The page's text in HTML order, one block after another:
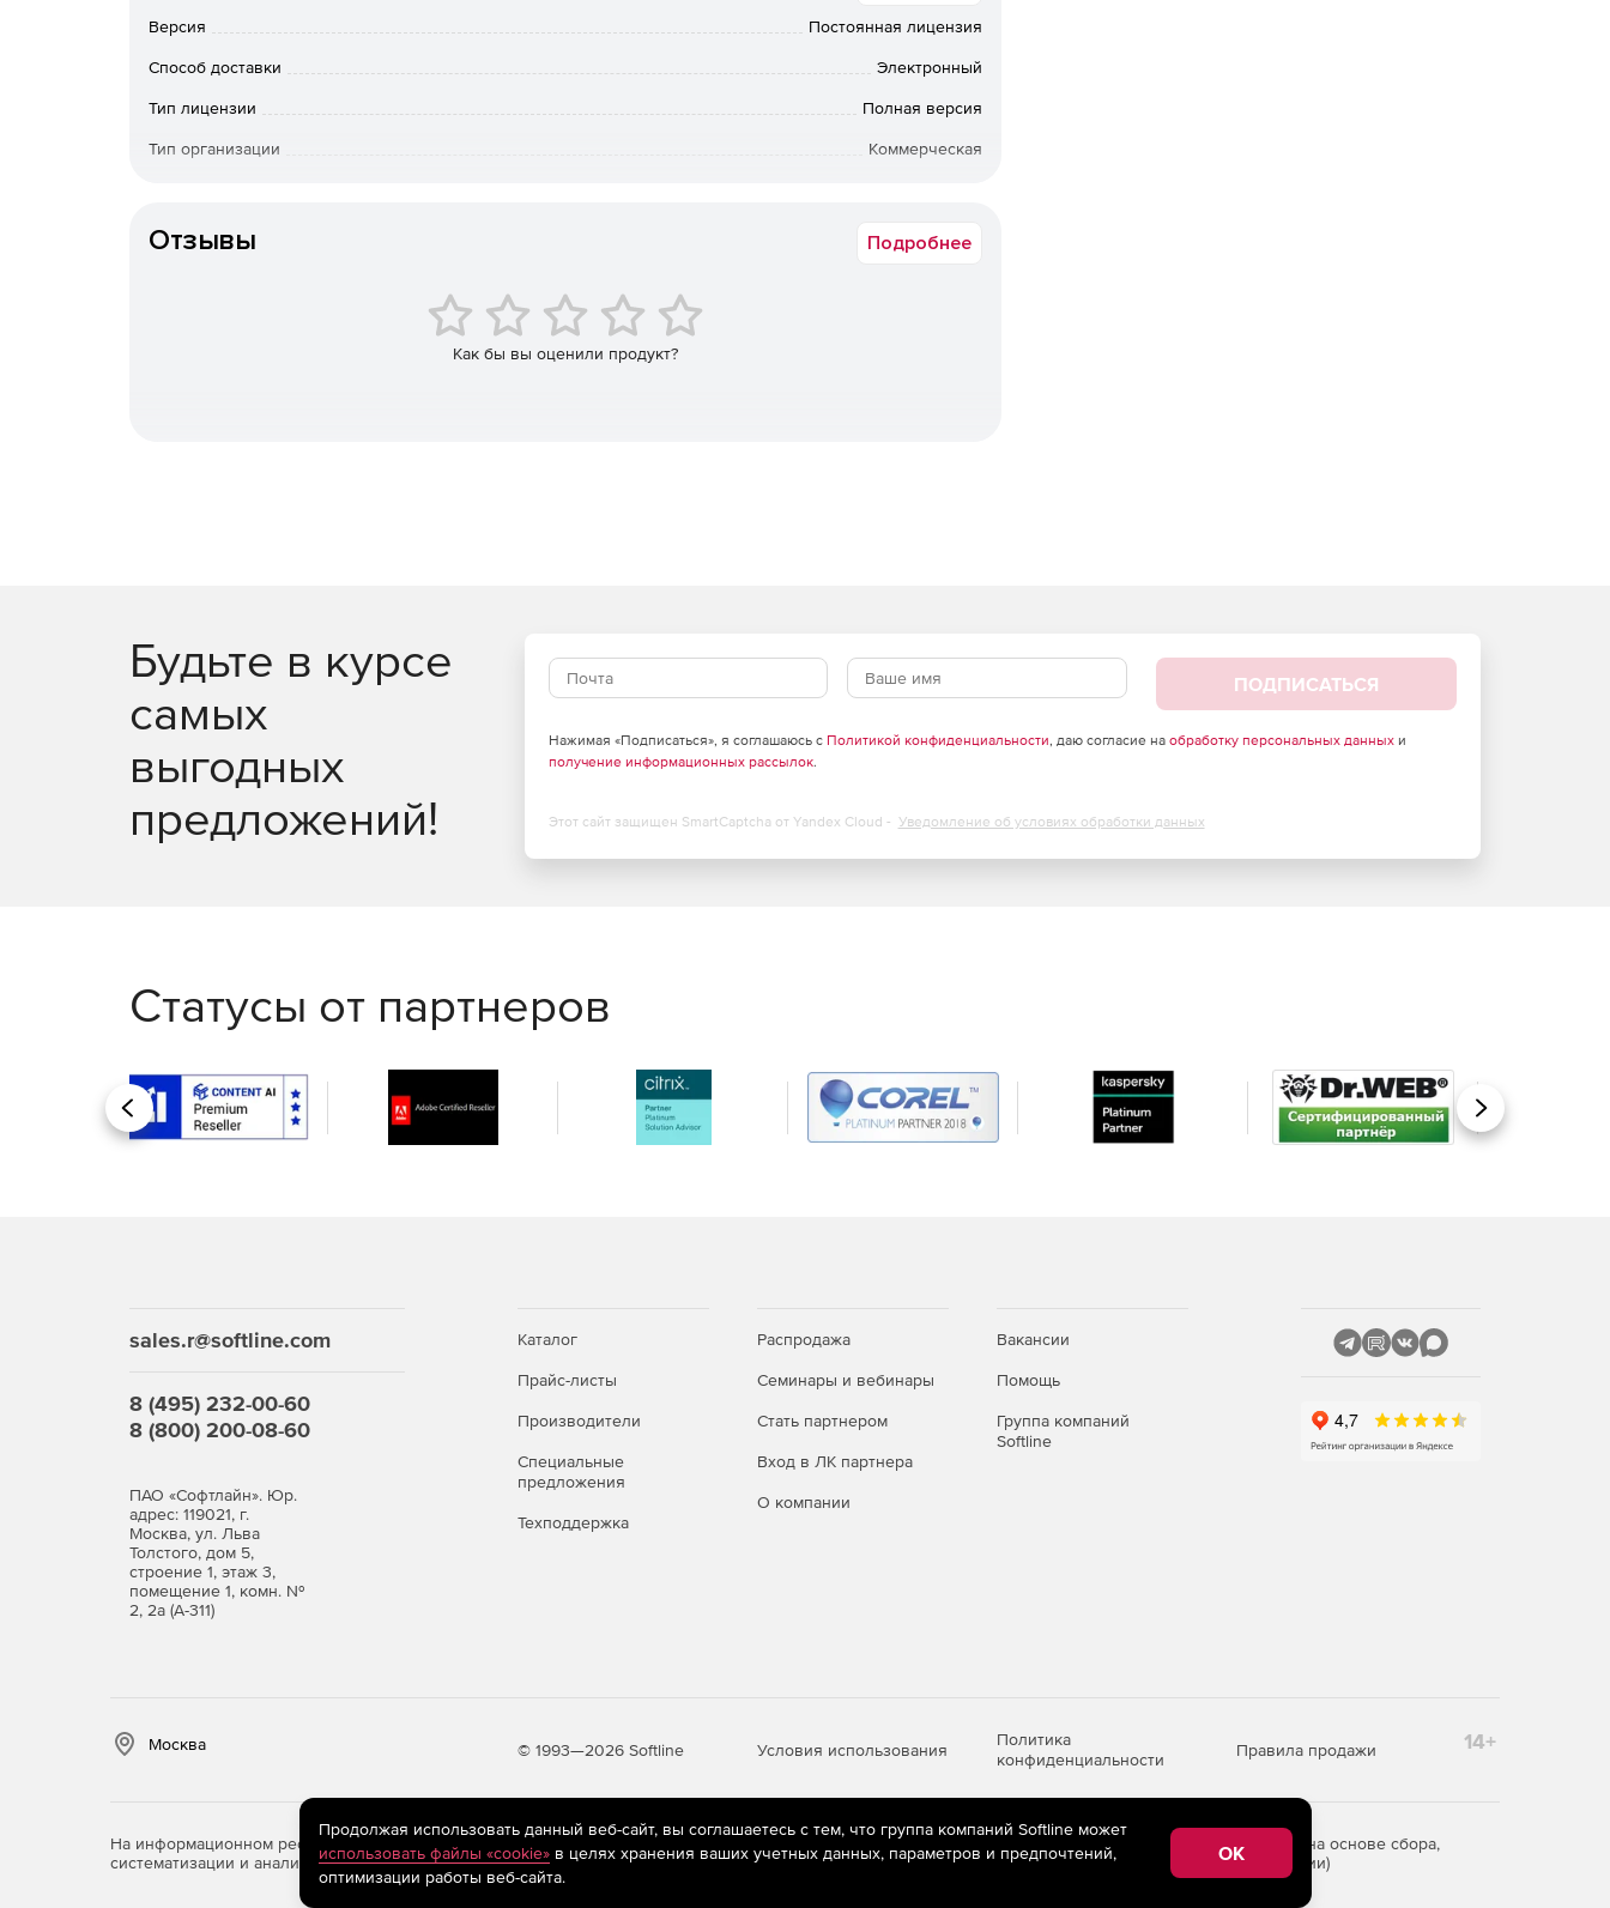
использовался для создания продуктов Qlik.
расширений визуализации и гибридных решений.
позволяющий пользователям видеть и исследовать больше в своих данных.
Для OEM-производителей: можно стать на шаг впереди конкурентов с помощью легко создаваемых
и поддерживаемых решений на основе одного поставщика аналитики.
Версия Постоянная лицензия
Способ доставки Электронный
Тип лицензии Полная версия
Тип организации Коммерческая
Отзывы Подробнее
Как бы вы оценили продукт?
Будьте в курсе
самых
выгодных
предложений!
ПОДПИСАТЬСЯ
Нажимая «Подписаться», я соглашаюсь с Политикой конфиденциальности, даю согласие на обработку персональных данныхи
получение информационных рассылок.
Этот сайт защищен SmartCaptcha от Yandex Cloud - Уведомление об условиях обработки данных
Статусы от партнеров
Назад Вперед
sales.r@softline.com
8 (495) 232-00-60
8 (800) 200-08-60
ПАО «Софтлайн». Юр.
адрес: 119021, г.
Москва, ул. Льва
Толстого, дом 5,
строение 1, этаж 3,
помещение 1, комн. №
2, 2а (А-311)
Каталог
Прайс-листы
Производители
Специальные
предложения
Техподдержка
Распродажа
Семинары и вебинары
Стать партнером
Вход в ЛК партнера
О компании
Вакансии
Помощь
Группа компаний
Softline
Москва © 1993—2026 Softline Условия использования
Политика
конфиденциальности
Правила продажи 14+
На информационном ресурсе store.softline.ru применяются рекомендательные технологии
(информационные технологии предоставления информации на основе сбора,
систематизации и анализа сведений, относящихся к предпочтениям пользователей сети «Интернет», находящихся на территории Российской Федерации)
Продолжая использовать данный веб-сайт, вы соглашаетесь с тем, что группа компаний Softline может
использовать файлы «cookie»в целях хранения ваших учетных данных, параметров и предпочтений,
оптимизации работы веб-сайта.
OK